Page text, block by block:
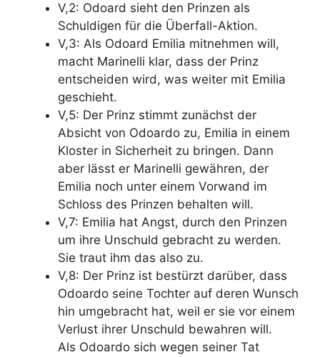
V,2: Odoard sieht den Prinzen als
Schuldigen für die Überfall-Aktion.
V,3: Als Odoard Emilia mitnehmen will,
macht Marinelli klar, dass der Prinz
entscheiden wird, was weiter mit Emilia
geschieht.
V,5: Der Prinz stimmt zunächst der
Absicht von Odoardo zu, Emilia in einem
Kloster in Sicherheit zu bringen. Dann
aber lässt er Marinelli gewähren, der
Emilia noch unter einem Vorwand im
Schloss des Prinzen behalten will.
V,7: Emilia hat Angst, durch den Prinzen
um ihre Unschuld gebracht zu werden.
Sie traut ihm das also zu.
V,8: Der Prinz ist bestürzt darüber, dass
Odoardo seine Tochter auf deren Wunsch
hin umgebracht hat, weil er sie vor einem
Verlust ihrer Unschuld bewahren will.
Als Odoardo sich wegen seiner Tat